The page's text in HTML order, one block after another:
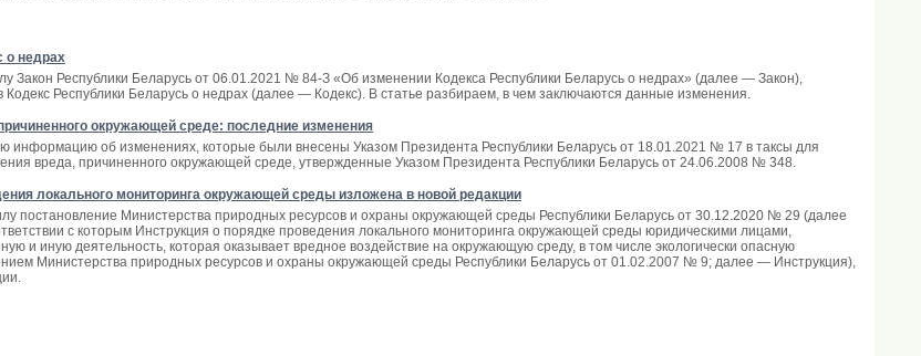
о недрах
Закон Республики Беларусь от 06.01.2021 № 84-З «Об изменении Кодекса Республики Беларусь о недрах» (далее — Закон),
Кодекс Республики Беларусь о недрах (далее — Кодекс). В статье разбираем, в чем заключаются данные изменения.
окружающей среде: последние изменения
информацию об изменениях, которые были внесены Указом Президента Республики Беларусь от 18.01.2021 № 17 в таксы для
вреда, причиненного окружающей среде, утвержденные Указом Президента Республики Беларусь от 24.06.2008 № 348.
локального мониторинга окружающей среды изложена в новой редакции
постановление Министерства природных ресурсов и охраны окружающей среды Республики Беларусь от 30.12.2020 № 29 (далее
с которым Инструкция о порядке проведения локального мониторинга окружающей среды юридическими лицами,
и иную деятельность, которая оказывает вредное воздействие на окружающую среду, в том числе экологически опасную
Министерства природных ресурсов и охраны окружающей среды Республики Беларусь от 01.02.2007 № 9; далее — Инструкция),